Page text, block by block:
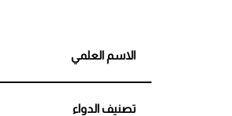
الاسم العلمي
تصنيف الدواء